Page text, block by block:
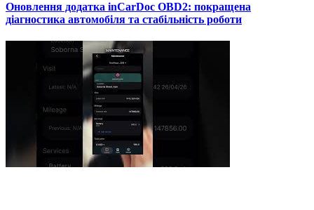
Оновлення додатка inCarDoc OBD2: покращена
діагностика автомобіля та стабільність роботи